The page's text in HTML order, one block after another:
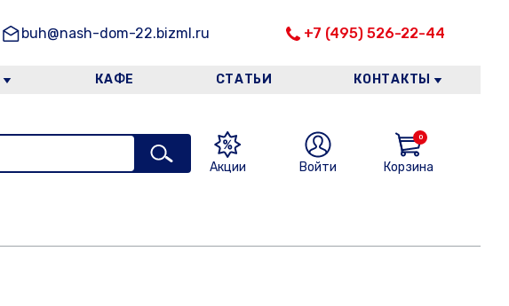
buh@nash-dom-22.bizml.ru +7 (495) 526-22-44
КАФЕ СТАТЬИ КОНТАКТЫ
Акции Войти Корзина
0